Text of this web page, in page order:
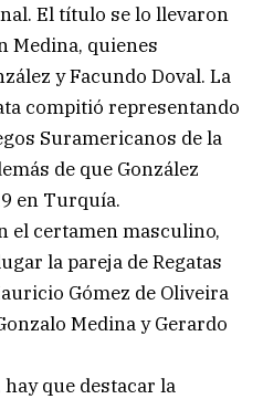
El título se lo llevaron
Medina, quienes
y Facundo Doval. La
compitió representando
Suramericanos de la
de que González
en Turquía.
el certamen masculino,
la pareja de Regatas
Gómez de Oliveira
Medina y Gerardo
que destacar la